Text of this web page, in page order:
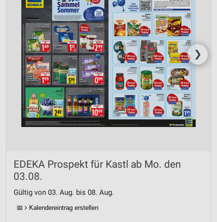
❯
EDEKA Prospekt für Kastl ab Mo. den
03.08.
Gültig von 03. Aug. bis 08. Aug.
📅 Kalendereintrag erstellen